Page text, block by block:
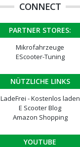
CONNECT
PARTNER STORES:
Mikrofahrzeuge
EScooter-Tuning
NÜTZLICHE LINKS
LadeFrei - Kostenlos laden
E Scooter Blog
Amazon Shopping
YOUTUBE